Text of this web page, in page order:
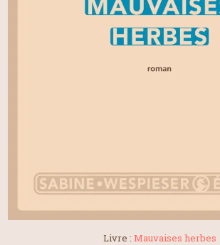
Livre : Mauvaises herbes